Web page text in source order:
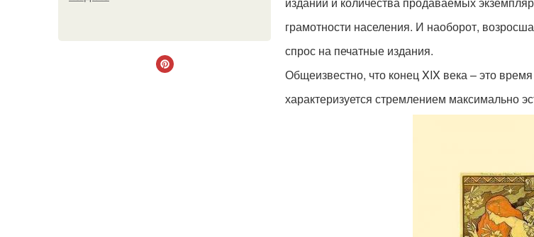
грамотности населения. И наоборот,
спрос на печатные издания.
Общеизвестно, что конец XIX века – это
характеризуется стремлением максимально